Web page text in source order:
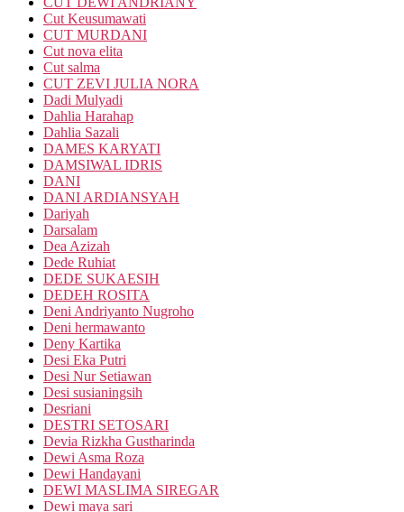
Cut Keusumawati
CUT MURDANI
Cut nova elita
Cut salma
CUT ZEVI JULIA NORA
Dadi Mulyadi
Dahlia Harahap
Dahlia Sazali
DAMES KARYATI
DAMSIWAL IDRIS
DANI
DANI ARDIANSYAH
Dariyah
Darsalam
Dea Azizah
Dede Ruhiat
DEDE SUKAESIH
DEDEH ROSITA
Deni Andriyanto Nugroho
Deni hermawanto
Deny Kartika
Desi Eka Putri
Desi Nur Setiawan
Desi susianingsih
Desriani
DESTRI SETOSARI
Devia Rizkha Gustharinda
Dewi Asma Roza
Dewi Handayani
DEWI MASLIMA SIREGAR
Dewi maya sari